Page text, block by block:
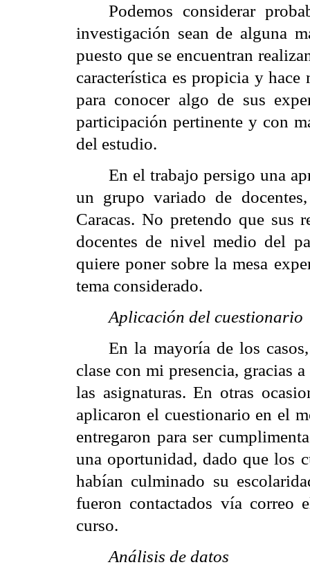
Podemos considerar
investigación sean de alguna
puesto que se encuentran
característica es propicia y
para conocer algo de sus
participación pertinente y con
del estudio.
En el trabajo persigo una
un grupo variado de
Caracas. No pretendo que sus
docentes de nivel medio del
quiere poner sobre la mesa
tema considerado.
Aplicación del cuestionario
En la mayoría de los
clase con mi presencia, gracias
las asignaturas. En otras
aplicaron el cuestionario en el
entregaron para ser
una oportunidad, dado que los
habían culminado su
fueron contactados vía correo
curso.
Análisis de datos